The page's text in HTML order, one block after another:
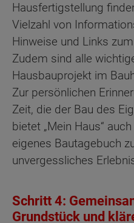
Hausfertigstellung
Vielzahl von
Hinweise und Links
Zudem sind alle
Hausbauprojekt im
Zur persönlichen
Zeit, die der Bau des
bietet „Mein Haus“
eigenes Bautagebuch
unvergessliches
Schritt 4:
Grundstück und